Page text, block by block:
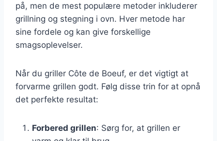
på, men de mest populære metoder inkluderer
grillning og stegning i ovn. Hver metode har
sine fordele og kan give forskellige
smagsoplevelser.
Når du griller Côte de Boeuf, er det vigtigt at
forvarme grillen godt. Følg disse trin for at opnå
det perfekte resultat:
Forbered grillen: Sørg for, at grillen er